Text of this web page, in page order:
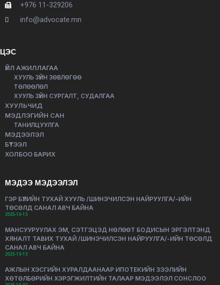
+976 11-329206
info@advocate.mn
ЦЭС
ҮЙЛ АЖИЛЛАГАА
ХУУЛЬ ЗҮЙН ЗӨВЛӨГӨӨ
ТӨЛӨӨЛӨЛ
ХУУЛЬ ЗҮЙН СУРГАЛТ, СУДАЛГАА
ХУУЛЬЧИД
МЭДЛЭГИЙН САН
ТАНИЛЦУУЛГА
МЭДЭЭЛЭЛ
БҮТЭЭЛ
ХОЛБОО БАРИХ
МЭДЭЭ МЭДЭЭЛЭЛ
ГЭР БҮЛИЙН ТУХАЙ ХУУЛЬ /ШИНЭЧИЛСЭН НАЙРУУЛГА/-ИЙН
ТӨСӨЛД САНАЛ АВЧ БАЙНА
2025-10-13
МАНСУУРУУЛАХ ЭМ, СЭТГЭЦЭД НӨЛӨӨТ БОДИСЫН ЭРГЭЛТЭНД
ХЯНАЛТ ТАВИХ ТУХАЙ /ШИНЭЧИЛСЭН НАЙРУУЛГА/-ИЙН ТӨСӨЛД
САНАЛ АВЧ БАЙНА
2025-10-13
АЖЛЫН ХЭСГИЙН ХУРАЛДААНААР ИПОТЕКИЙН ЗЭЭЛИЙН
ХӨТӨЛБӨРИЙН ХЭРЭГЖИЛТИЙН ТАЛААР МЭДЭЭЛЭЛ СОНСЛОО